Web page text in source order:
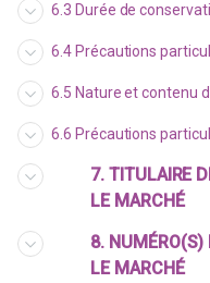
6.3 Durée de
6.4 Précautions
6.5 Nature et contenu
6.6 Précautions
7. TITULAIRE
LE MARCHÉ
8. NUMÉRO(S)
LE MARCHÉ